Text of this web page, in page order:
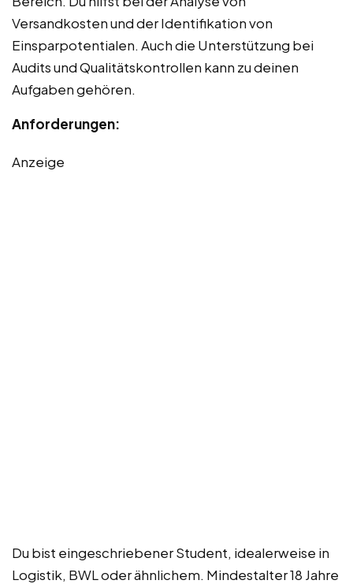
Versandkosten und der Identifikation von
Einsparpotentialen. Auch die Unterstützung bei
Audits und Qualitätskontrollen kann zu deinen
Aufgaben gehören.
Anforderungen:
Anzeige
Du bist eingeschriebener Student, idealerweise in
Logistik, BWL oder ähnlichem. Mindestalter 18 Jahre